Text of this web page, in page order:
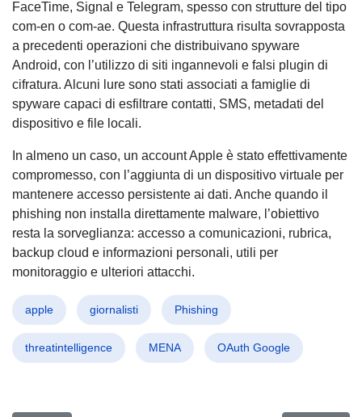
FaceTime, Signal e Telegram, spesso con strutture del tipo
com-en o com-ae. Questa infrastruttura risulta sovrapposta
a precedenti operazioni che distribuivano spyware
Android, con l’utilizzo di siti ingannevoli e falsi plugin di
cifratura. Alcuni lure sono stati associati a famiglie di
spyware capaci di esfiltrare contatti, SMS, metadati del
dispositivo e file locali.
In almeno un caso, un account Apple è stato effettivamente
compromesso, con l’aggiunta di un dispositivo virtuale per
mantenere accesso persistente ai dati. Anche quando il
phishing non installa direttamente malware, l’obiettivo
resta la sorveglianza: accesso a comunicazioni, rubrica,
backup cloud e informazioni personali, utili per
monitoraggio e ulteriori attacchi.
apple giornalisti Phishing
threatintelligence MENA OAuth Google